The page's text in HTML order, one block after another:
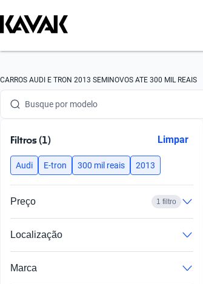
CARROS AUDI E TRON 2013 SEMINOVOS ATE 300 MIL REAIS
Busque por marca
Busque por modelo
Busque por ano
Busque por marca
Busque por versão
Busque por ano
Filtros (1) Limpar
Audi E-tron 300 mil reais 2013
Preço 1 filtro
Localização
Marca